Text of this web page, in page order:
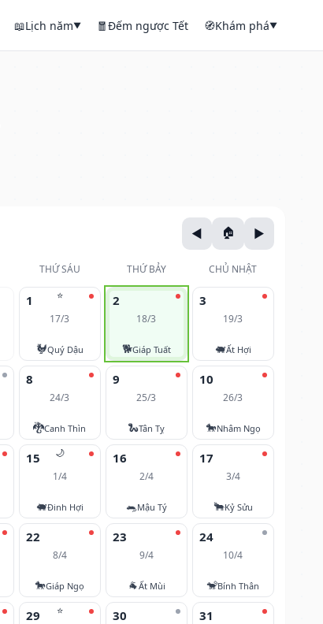
📖Lịch năm▼ 🧧Đếm ngược Tết 🧭Khám phá▼
THỨ SÁU THỨ BẢY CHỦ NHẬT
⭐
1
17/3
🐓Quý Dậu
2
18/3
🐕Giáp Tuất
3
19/3
🐖Ất Hợi
8
24/3
🐉Canh Thìn
9
25/3
🐍Tân Tỵ
10
26/3
🐎Nhâm Ngọ
🌙
15
1/4
🐖Đinh Hợi
16
2/4
🐀Mậu Tý
17
3/4
🐂Kỷ Sửu
22
8/4
🐎Giáp Ngọ
23
9/4
🐐Ất Mùi
24
10/4
🐒Bính Thân
⭐
29 30 31